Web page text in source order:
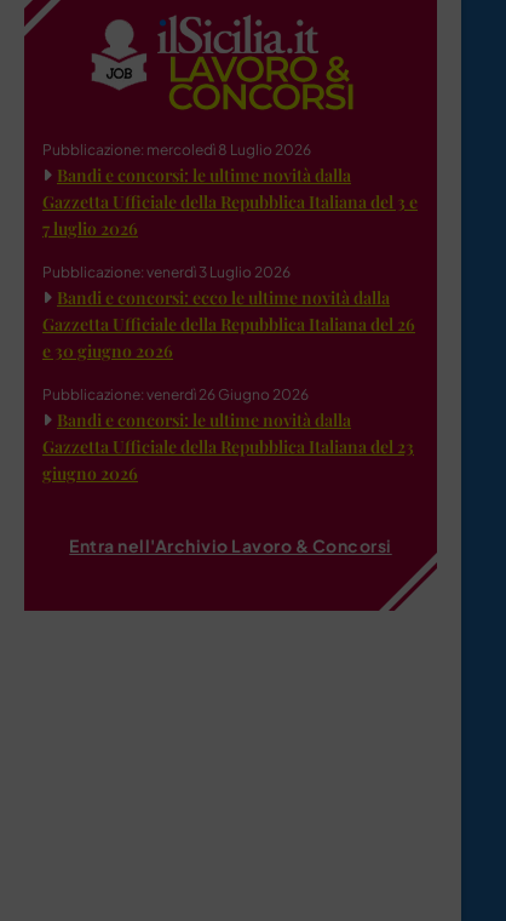
Pubblicazione: mercoledì 8 Luglio 2026
Bandi e concorsi: le ultime novità dalla
Gazzetta Ufficiale della Repubblica Italiana del 3 e
7 luglio 2026
Pubblicazione: venerdì 3 Luglio 2026
Bandi e concorsi: ecco le ultime novità dalla
Gazzetta Ufficiale della Repubblica Italiana del 26
e 30 giugno 2026
Pubblicazione: venerdì 26 Giugno 2026
Bandi e concorsi: le ultime novità dalla
Gazzetta Ufficiale della Repubblica Italiana del 23
giugno 2026
Entra nell'Archivio Lavoro & Concorsi